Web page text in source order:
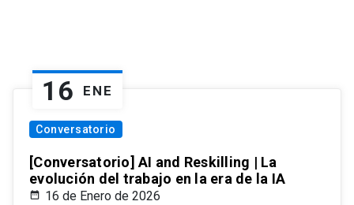
16 ENE
Conversatorio
[Conversatorio] AI and Reskilling | La
evolución del trabajo en la era de la IA
16 de Enero de 2026